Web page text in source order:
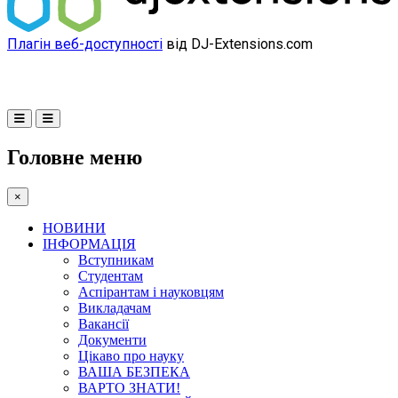
Плагін веб-доступності від DJ-Extensions.com
Головне меню
×
НОВИНИ
ІНФОРМАЦІЯ
Вступникам
Студентам
Аспірантам і науковцям
Викладачам
Вакансії
Документи
Цікаво про науку
ВАША БЕЗПЕКА
ВАРТО ЗНАТИ!